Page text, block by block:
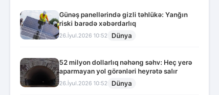
Günəş panellərində gizli təhlükə: Yanğın
riski barədə xəbərdarlıq
26.İyul.2026 10:52 Dünya
52 milyon dollarlıq nəhəng səhv: Heç yerə
aparmayan yol görənləri heyrətə salır
26.İyul.2026 10:52 Dünya